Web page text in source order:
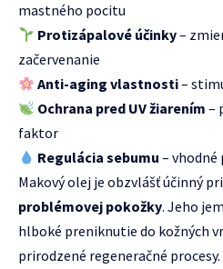
mastného pocitu
Protizápalové účinky–
začervenanie
Anti-aging vlastnosti–
Ochrana pred UV žiarením –
faktor
Regulácia sebumu – vhodné
Makový olej je obzvlášť účinný
problémovej pokožky. Jeho
hlboké preniknutie do kožných
prirodzené regeneračné procesy.